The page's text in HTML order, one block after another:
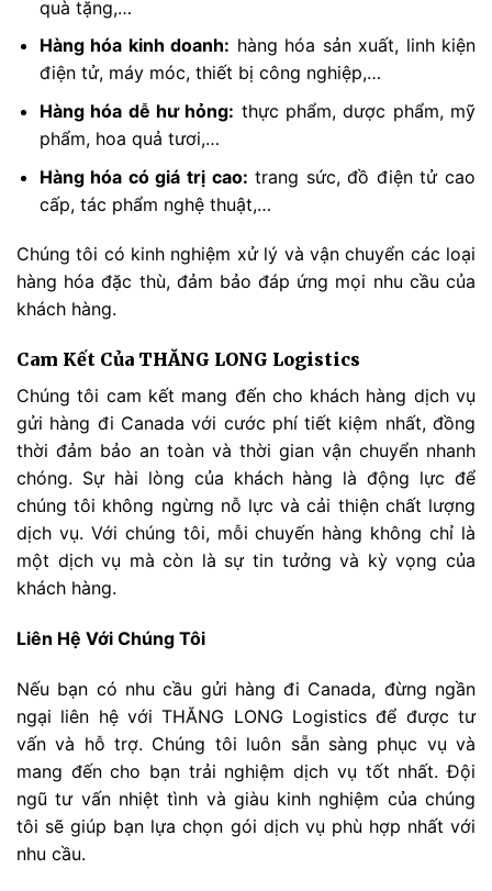
quà tặng,…
Hàng hóa kinh doanh: hàng hóa sản xuất, linh kiện
điện tử, máy móc, thiết bị công nghiệp,…
Hàng hóa dễ hư hỏng: thực phẩm, dược phẩm, mỹ
phẩm, hoa quả tươi,…
Hàng hóa có giá trị cao: trang sức, đồ điện tử cao
cấp, tác phẩm nghệ thuật,…
Chúng tôi có kinh nghiệm xử lý và vận chuyển các loại
hàng hóa đặc thù, đảm bảo đáp ứng mọi nhu cầu của
khách hàng.
Cam Kết Của THĂNG LONG Logistics
Chúng tôi cam kết mang đến cho khách hàng dịch vụ
gửi hàng đi Canada với cước phí tiết kiệm nhất, đồng
thời đảm bảo an toàn và thời gian vận chuyển nhanh
chóng. Sự hài lòng của khách hàng là động lực để
chúng tôi không ngừng nỗ lực và cải thiện chất lượng
dịch vụ. Với chúng tôi, mỗi chuyến hàng không chỉ là
một dịch vụ mà còn là sự tin tưởng và kỳ vọng của
khách hàng.
Liên Hệ Với Chúng Tôi
Nếu bạn có nhu cầu gửi hàng đi Canada, đừng ngần
ngại liên hệ với THĂNG LONG Logistics để được tư
vấn và hỗ trợ. Chúng tôi luôn sẵn sàng phục vụ và
mang đến cho bạn trải nghiệm dịch vụ tốt nhất. Đội
ngũ tư vấn nhiệt tình và giàu kinh nghiệm của chúng
tôi sẽ giúp bạn lựa chọn gói dịch vụ phù hợp nhất với
nhu cầu.